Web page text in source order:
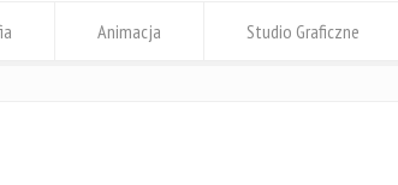
Animacja Studio Graficzne